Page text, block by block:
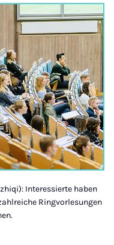
Interessierte haben
Ringvorlesungen